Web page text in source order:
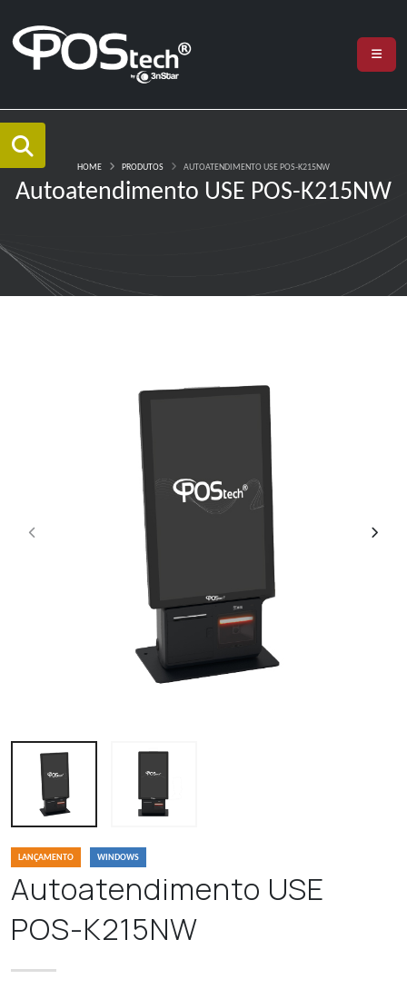
Autoatendimento USE POS-K215NW
HOME PRODUTOS AUTOATENDIMENTO USE POS-K215NW
LANÇAMENTO WINDOWS
Autoatendimento USE
POS-K215NW